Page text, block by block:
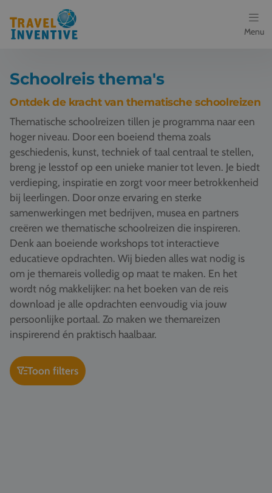
Menu
Bestemmingen
Schoolreis thema's
Voor docenten
Over ons
Een offerte aanvragen
Referenties
Vacatures
Contact
076 522 30 57
Klantportaal
Schoolreis thema's
Ontdek de kracht van thematische schoolreizen
Thematische schoolreizen tillen je programma naar een
hoger niveau. Door een boeiend thema zoals
geschiedenis, kunst, techniek of taal centraal te stellen,
breng je lesstof op een unieke manier tot leven. Je biedt
verdieping, inspiratie en zorgt voor meer betrokkenheid
bij leerlingen. Door onze ervaring en sterke
samenwerkingen met bedrijven, musea en partners
creëren we thematische schoolreizen die inspireren.
Denk aan boeiende workshops tot interactieve
educatieve opdrachten. Wij bieden alles wat nodig is
om je themareis volledig op maat te maken. En het
wordt nóg makkelijker: na het boeken van de reis
download je alle opdrachten eenvoudig via jouw
persoonlijke portaal. Zo maken we themareizen
inspirerend én praktisch haalbaar.
Toon filters